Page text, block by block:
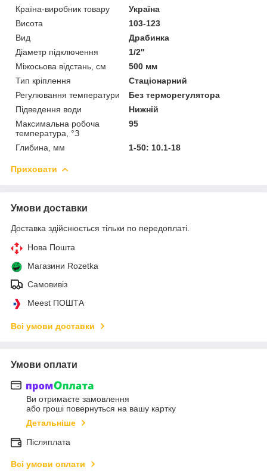
Країна-виробник товару
Україна
Висота
103-123
Вид
Драбинка
Діаметр підключення
1/2"
Міжосьова відстань, см
500 мм
Тип кріплення
Стаціонарний
Регулювання температури
Без терморегулятора
Підведення води
Нижній
Максимальна робоча
температура, °З
95
Глибина, мм 1-50: 10.1-18
Приховати
Умови доставки
Доставка здійснюється тільки по передоплаті.
Нова Пошта
Магазини Rozetka
Самовивіз
Meest ПОШТА
Всі умови доставки
Умови оплати
Ви отримаєте замовлення
або гроші повернуться на вашу картку
Детальніше
Післяплата
Всі умови оплати